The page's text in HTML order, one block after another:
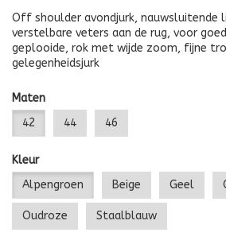
Off shoulder avondjurk, nauwsluitende
verstelbare veters aan de rug, voor
geplooide, rok met wijde zoom, fijne
gelegenheidsjurk
Maten
42
44 46
Kleur
Alpengroen
Beige Geel
Oudroze Staalblauw